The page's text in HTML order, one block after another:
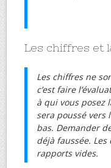
Les chiffres et
Les chiffres ne
c’est faire
à qui vous posez
sera poussé vers
bas. Demander
déjà faussée.
rapports vides.